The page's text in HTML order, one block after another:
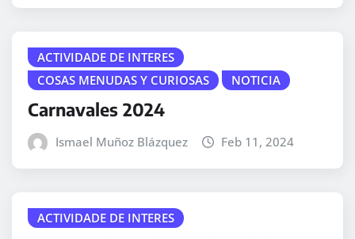
ACTIVIDADE DE INTERES
COSAS MENUDAS Y CURIOSAS
NOTICIA
Carnavales 2024
Ismael Muñoz Blázquez Feb 11, 2024
ACTIVIDADE DE INTERES